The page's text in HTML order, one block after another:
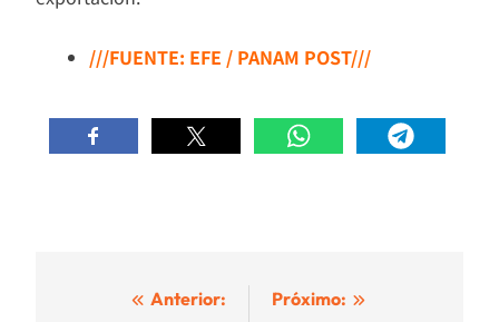
///FUENTE: EFE / PANAM POST///
Navegación
Anterior:
Próximo: